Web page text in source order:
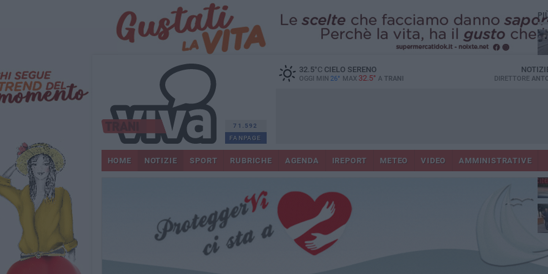
71.592
FANPAGE
32.5°CCIELO SERENO
OGGI MIN 26° MAX 32.5° A TRANI DIRETTORE
HOME NOTIZIE SPORT RUBRICHE AGENDA IREPORT METEO VIDEO AMMINISTRATIVE